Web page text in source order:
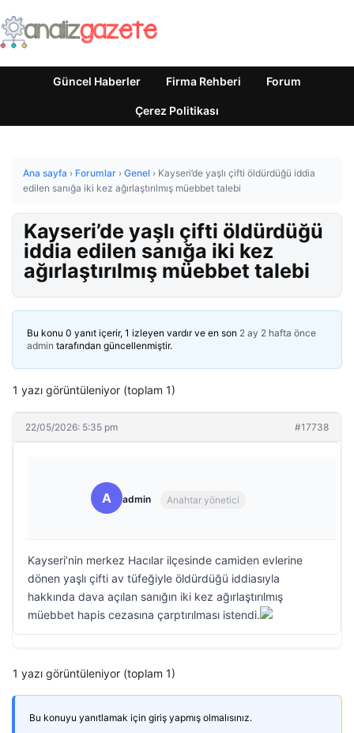
Güncel Haberler Firma Rehberi Forum
Çerez Politikası
Ana sayfa › Forumlar › Genel › Kayseri’de yaşlı çifti öldürdüğü iddia
edilen sanığa iki kez ağırlaştırılmış müebbet talebi
Kayseri’de yaşlı çifti öldürdüğü
iddia edilen sanığa iki kez
ağırlaştırılmış müebbet talebi
Bu konu 0 yanıt içerir, 1 izleyen vardır ve en son 2 ay 2 hafta önce
admin tarafından güncellenmiştir.
1 yazı görüntüleniyor (toplam 1)
22/05/2026: 5:35 pm #17738
A admin Anahtar yönetici
Kayseri’nin merkez Hacılar ilçesinde camiden evlerine
dönen yaşlı çifti av tüfeğiyle öldürdüğü iddiasıyla
hakkında dava açılan sanığın iki kez ağırlaştırılmış
müebbet hapis cezasına çarptırılması istendi.
1 yazı görüntüleniyor (toplam 1)
Bu konuyu yanıtlamak için giriş yapmış olmalısınız.